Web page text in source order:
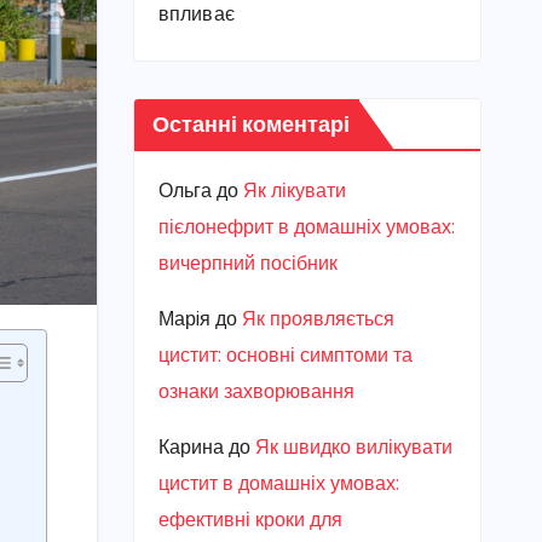
впливає
Останні коментарі
Ольгадо Як лікувати
пієлонефрит в домашніх умовах:
вичерпний посібник
Марiя до Як проявляється
цистит: основні симптоми та
ознаки захворювання
Каринадо Як швидко вилікувати
цистит в домашніх умовах:
ефективні кроки для